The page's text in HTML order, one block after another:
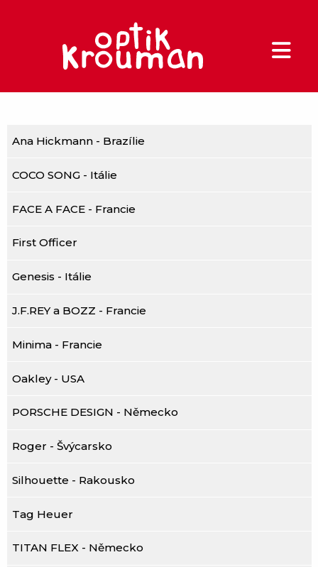
Ana Hickmann - Brazílie
COCO SONG - Itálie
FACE A FACE - Francie
First Officer
Genesis - Itálie
J.F.REY a BOZZ - Francie
Minima - Francie
Oakley - USA
PORSCHE DESIGN - Německo
Roger - Švýcarsko
Silhouette - Rakousko
Tag Heuer
TITAN FLEX - Německo